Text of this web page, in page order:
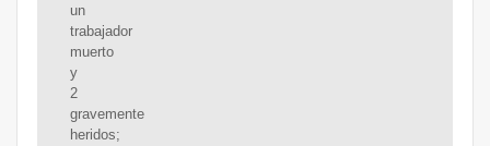
un
trabajador
muerto
y
2
gravemente
heridos;